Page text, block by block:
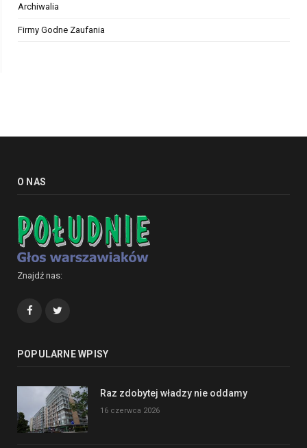
Archiwalia
Firmy Godne Zaufania
O NAS
Znajdź nas:
Facebook
POPULARNE WPISY
Raz zdobytej władzy nie oddamy
16 czerwca 2026